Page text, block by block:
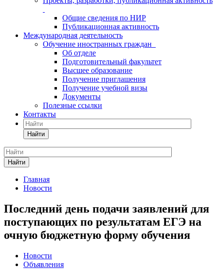
Общие сведения по НИР
Публикационная активность
Международная деятельность
Обучение иностранных граждан
Об отделе
Подготовительный факультет
Высшее образование
Получение приглашения
Получение учебной визы
Документы
Полезные ссылки
Контакты
Найти
Найти
Главная
Новости
Последний день подачи заявлений для
поступающих по результатам ЕГЭ на
очную бюджетную форму обучения
Новости
Объявления